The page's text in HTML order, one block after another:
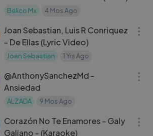
Belico Mx 4 Mos Ago
Joan Sebastian, Luis R Conriquez
- De Ellas (Lyric Video)
Joan Sebastian 1 Yrs Ago
@AnthonySanchezMd‬ -
Ansiedad
ALZADA 9 Mos Ago
Corazón No Te Enamores - Galy
Galiano - (Karaoke)